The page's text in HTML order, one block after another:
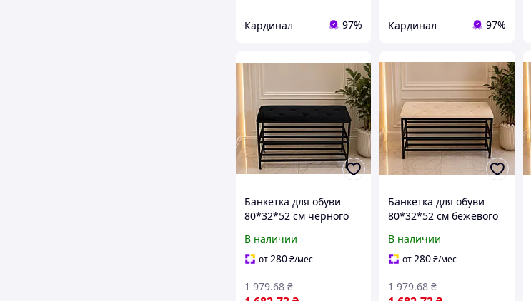
Кардинал 97% Кардинал 97%
Банкетка для обуви
80*32*52 см черного
велюровая банкетка
металлический каркас
В наличии
от280₴/мес
1 979.68 ₴
Банкетка для обуви
80*32*52 см бежевого
велюровая банкетка
металлический каркас
подставка для обуви
В наличии
от280₴/мес
1 979.68 ₴